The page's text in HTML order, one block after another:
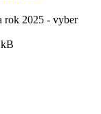
rok 2025 - vyber